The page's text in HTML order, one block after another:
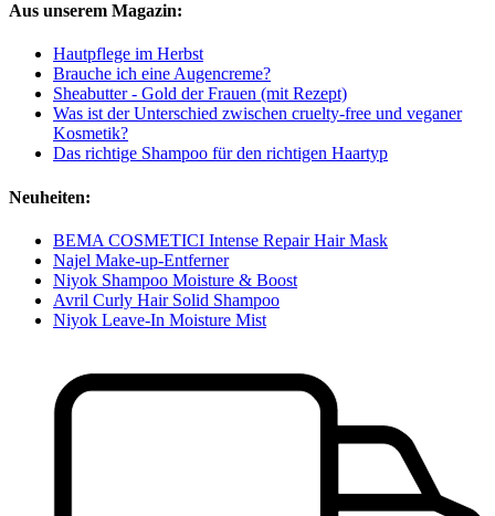
Aus unserem Magazin:
Hautpflege im Herbst
Brauche ich eine Augencreme?
Sheabutter - Gold der Frauen (mit Rezept)
Was ist der Unterschied zwischen cruelty-free und veganer
Kosmetik?
Das richtige Shampoo für den richtigen Haartyp
Neuheiten:
BEMA COSMETICI Intense Repair Hair Mask
Najel Make-up-Entferner
Niyok Shampoo Moisture & Boost
Avril Curly Hair Solid Shampoo
Niyok Leave-In Moisture Mist